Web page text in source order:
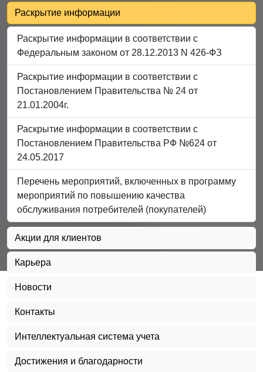
Раскрытие информации
Раскрытие информации в соответствии с
Федеральным законом от 28.12.2013 N 426-ФЗ
Раскрытие информации в соответствии с
Постановлением Правительства № 24 от
21.01.2004г.
Раскрытие информации в соответствии с
Постановлением Правительства РФ №624 от
24.05.2017
Перечень мероприятий, включенных в программу
мероприятий по повышению качества
обслуживания потребителей (покупателей)
Акции для клиентов
Карьера
Новости
Контакты
Интеллектуальная система учета
Достижения и благодарности